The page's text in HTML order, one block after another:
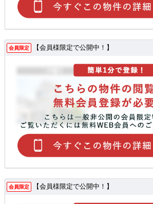
会員限定 【会員様限定で公開中！】
会員限定 【会員様限定で公開中！】